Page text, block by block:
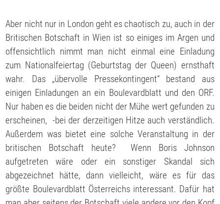
Aber nicht nur in London geht es chaotisch zu, auch in der
Britischen Botschaft in Wien ist so einiges im Argen und
offensichtlich nimmt man nicht einmal eine Einladung
zum Nationalfeiertag (Geburtstag der Queen) ernsthaft
wahr. Das „übervolle Pressekontingent“ bestand aus
einigen Einladungen an ein Boulevardblatt und den ORF.
Nur haben es die beiden nicht der Mühe wert gefunden zu
erscheinen, -bei der derzeitigen Hitze auch verständlich.
Außerdem was bietet eine solche Veranstaltung in der
britischen Botschaft heute? Wenn Boris Johnson
aufgetreten wäre oder ein sonstiger Skandal sich
abgezeichnet hätte, dann vielleicht, wäre es für das
größte Boulevardblatt Österreichs interessant. Dafür hat